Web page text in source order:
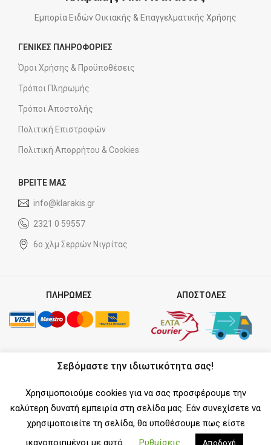
Εμπορία Ειδών Οικιακής & Επαγγελματικής Χρήσης
ΓΕΝΙΚΕΣ ΠΛΗΡΟΦΟΡΙΕΣ
Όροι Χρήσης & Προϋποθέσεις
Τρόποι Πληρωμής
Τρόποι Αποστολής
Πολιτική Επιστροφών
Πολιτική Απορρήτου & Cookies
ΒΡΕΙΤΕ ΜΑΣ
info@klarakis.gr
2321 0 59557
6ο χλμ Σερρών Νιγρίτας
ΠΛΗΡΩΜΕΣ ΑΠΟΣΤΟΛΕΣ
ΣΥΝΕΡΓΑΤΗΣ
SOCIAL MEDIA
Σεβόμαστε την ιδιωτικότητα σας!
Χρησιμοποιούμε cookies για να σας προσφέρουμε την
καλύτερη δυνατή εμπειρία στη σελίδα μας. Εάν συνεχίσετε να
χρησιμοποιείτε τη σελίδα, θα υποθέσουμε πως είστε
ικανοποιημένοι με αυτό.
Ρυθμίσεις Αποδοχή